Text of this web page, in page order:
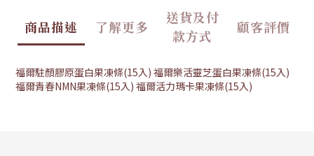
商品描述 了解更多
送貨及付
款方式
顧客評價
福爾駐顏膠原蛋白果凍條(15入) 福爾樂活靈芝蛋白果凍條(15入)
福爾青春NMN果凍條(15入) 福爾活力瑪卡果凍條(15入)